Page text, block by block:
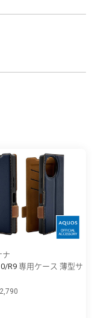
ナ
R9 専用ケース 薄型サ